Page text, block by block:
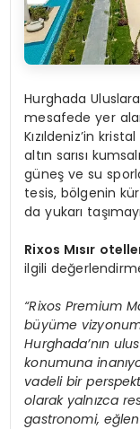
Hurghada
mesafede yer
Kızıldeniz’in
altın sarısı
güneş ve su
tesis, bölgenin
da yukarı
Rixos Mısır
ilgili
“Rixos Premium
büyüme
Hurghada’nın
konumuna
vadeli bir
olarak yalnızca
gastronomi,